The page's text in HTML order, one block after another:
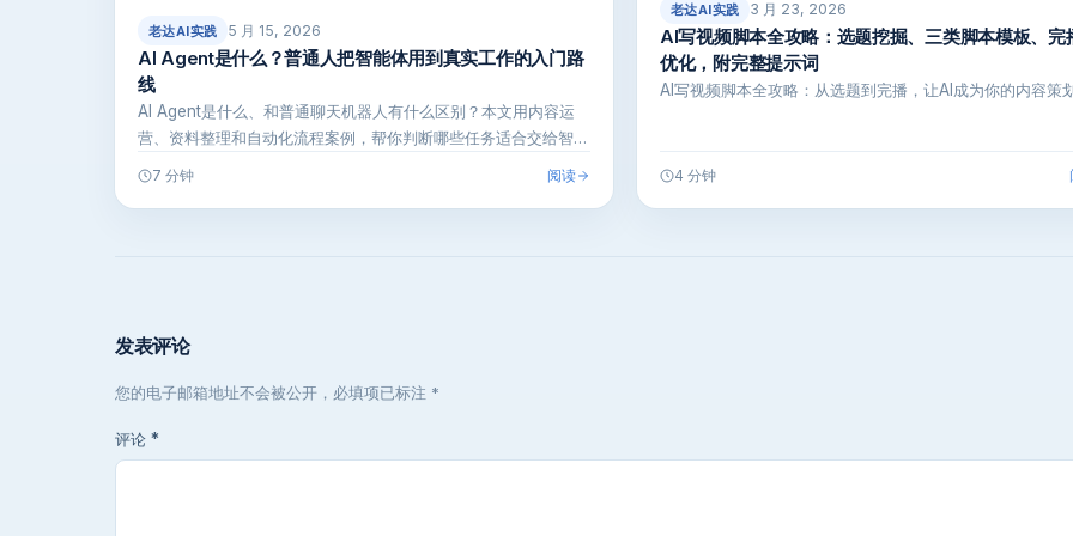
老达AI实践 5 月 15, 2026
AI Agent是什么？普通人把智能体用到真实工作的入门路
线
AI Agent是什么、和普通聊天机器人有什么区别？本文用内容运
营、资料整理和自动化流程案例，帮你判断哪些任务适合交给智能
7 分钟 阅读
老达AI实践 3 月 23, 2026
AI写视频脚本全攻略：选题挖掘、三类脚本模板、完
优化，附完整提示词
AI写视频脚本全攻略：从选题到完播，让AI成为你的内容策
4 分钟
发表评论
您的电子邮箱地址不会被公开，必填项已标注 *
评论 *